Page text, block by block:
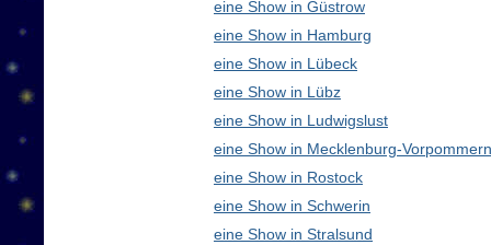
eine Show in Güstrow
eine Show in Hamburg
eine Show in Lübeck
eine Show in Lübz
eine Show in Ludwigslust
eine Show in Mecklenburg-
eine Show in Rostock
eine Show in Schwerin
eine Show in Stralsund